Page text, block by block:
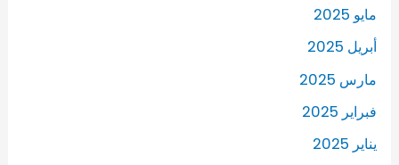
مايو 2025
أبريل 2025
مارس 2025
فبراير 2025
يناير 2025